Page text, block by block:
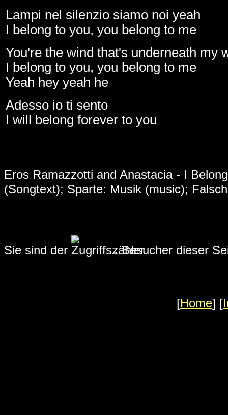
Lampi nel silenzio siamo noi yeah
I belong to you, you belong to me
You're the wind that's underneath my
I belong to you, you belong to me
Yeah hey yeah he
Adesso io ti sento
I will belong forever to you
Eros Ramazzotti and Anastacia - I
(Songtext); Sparte: Musik (music);
Sie sind der .Besucher dieser
[Home] [